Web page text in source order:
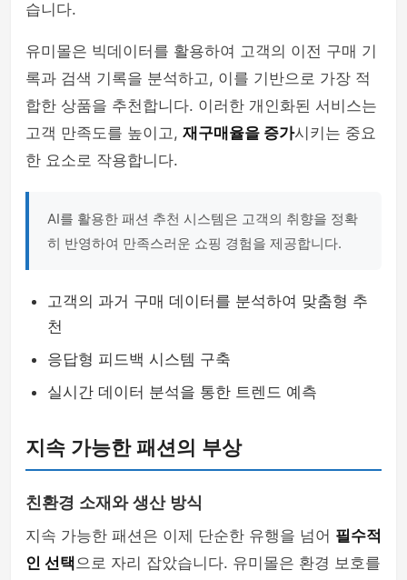
습니다.
유미몰은 빅데이터를 활용하여 고객의 이전 구매 기
록과 검색 기록을 분석하고, 이를 기반으로 가장 적
합한 상품을 추천합니다. 이러한 개인화된 서비스는
고객 만족도를 높이고, 재구매율을 증가시키는 중요
한 요소로 작용합니다.
AI를 활용한 패션 추천 시스템은 고객의 취향을 정확
히 반영하여 만족스러운 쇼핑 경험을 제공합니다.
고객의 과거 구매 데이터를 분석하여 맞춤형 추
천
응답형 피드백 시스템 구축
실시간 데이터 분석을 통한 트렌드 예측
지속 가능한 패션의 부상
친환경 소재와 생산 방식
지속 가능한 패션은 이제 단순한 유행을 넘어 필수적
인 선택으로 자리 잡았습니다. 유미몰은 환경 보호를